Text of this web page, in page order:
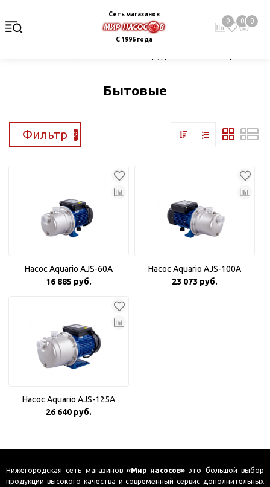
Сеть магазинов
С 1996 года
0 0 0
Бытовые
Фильтр 2
Насос Aquario AJS-60A
16 885 руб.
Насос Aquario AJS-100А
23 073 руб.
Насос Aquario AJS-125A
26 640 руб.
Нижегородская сеть магазинов «Мир насосов» это большой выбор
продукции высокого качества и современный сервис дополнительных